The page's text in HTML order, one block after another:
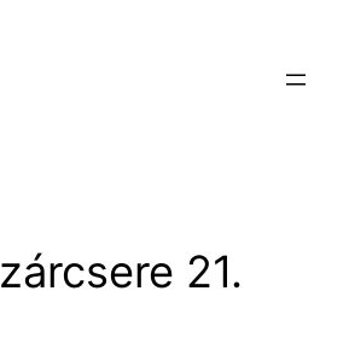
zárcsere 21.